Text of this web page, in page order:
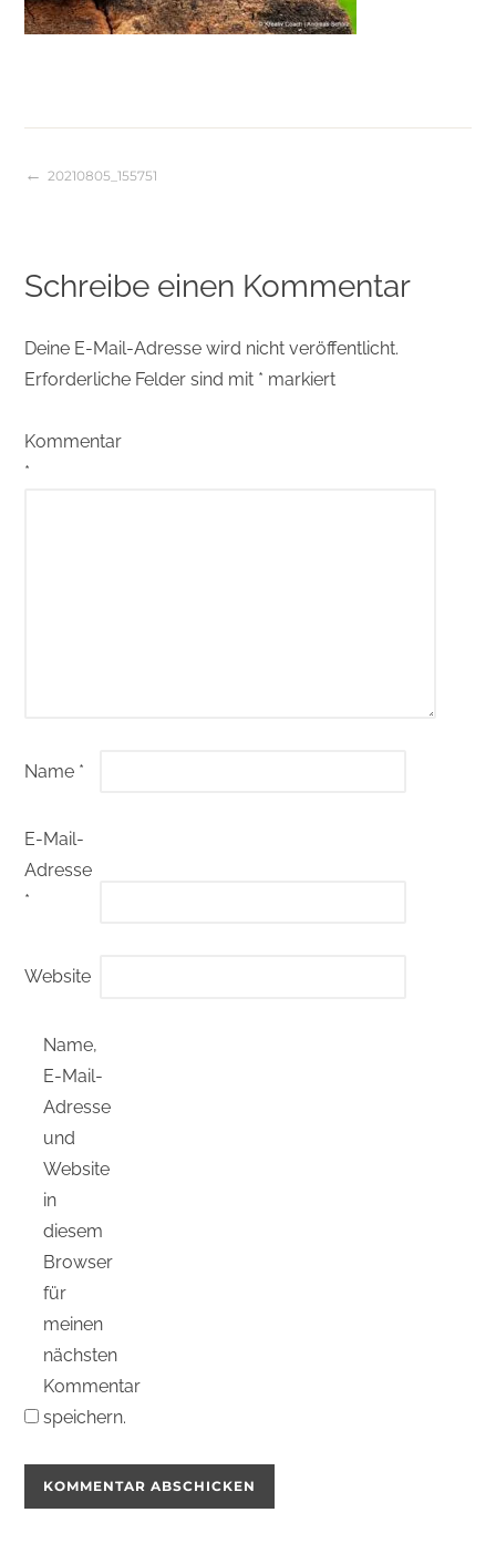
Beitragsnavigation
20210805_155751
Schreibe einen Kommentar
Deine E-Mail-Adresse wird nicht veröffentlicht.
Erforderliche Felder sind mit * markiert
Kommentar
*
Name *
E-Mail-
Adresse
*
Website
Name,
E-Mail-
Adresse
und
Website
in
diesem
Browser
für
meinen
nächsten
Kommentar
speichern.